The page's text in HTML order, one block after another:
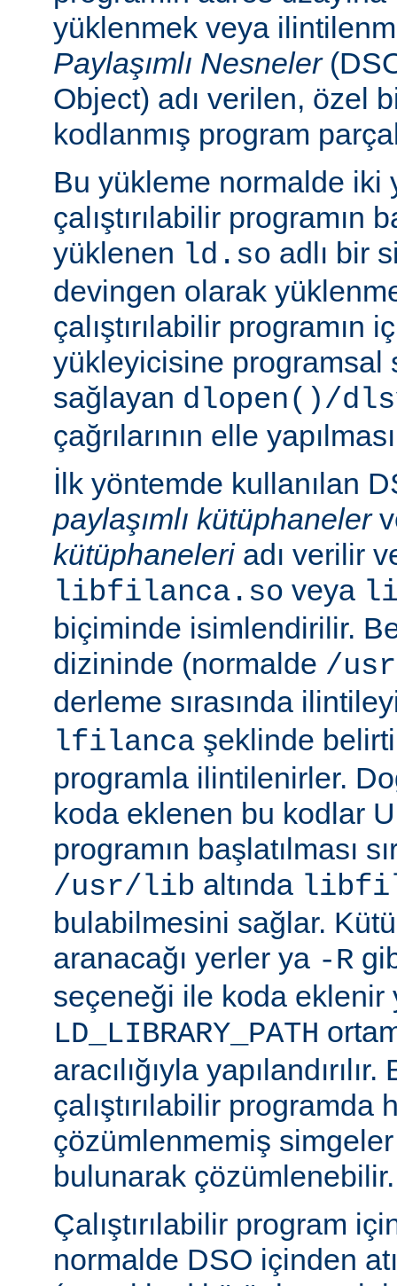
yüklenmek veya
Paylaşımlı Nesneler
Object) adı verilen, özel
kodlanmış program
Bu yükleme normalde iki
çalıştırılabilir programın
yüklenen ld.so adlı bir
devingen olarak
çalıştırılabilir programın
yükleyicisine programsal
sağlayan dlopen()/
çağrılarının elle
İlk yöntemde kullanılan
paylaşımlı kütüphaneler
kütüphaneleriadı verilir
libfilanca.so veya
biçiminde isimlendirilir.
dizininde (normalde /
derleme sırasında
lfilanca şeklinde
programla ilintilenirler.
koda eklenen bu kodlar
programın başlatılması
/usr/lib altında
bulabilmesini sağlar.
aranacağı yerler ya -R
seçeneği ile koda eklenir
LD_LIBRARY_PATH
aracılığıyla
çalıştırılabilir programda
çözümlenmemiş
bulunarak çözümlenebilir.
Çalıştırılabilir program
normalde DSO içinden